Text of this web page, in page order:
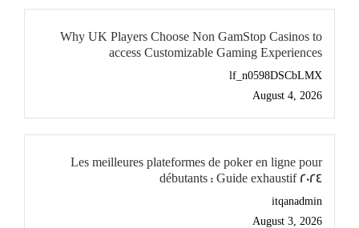
Why UK Players Choose Non GamStop Casinos to
access Customizable Gaming Experiences
lf_n0598DSCbLMX
August 4, 2026
Les meilleures plateformes de poker en ligne pour
débutants : Guide exhaustif 2024
itqanadmin
August 3, 2026